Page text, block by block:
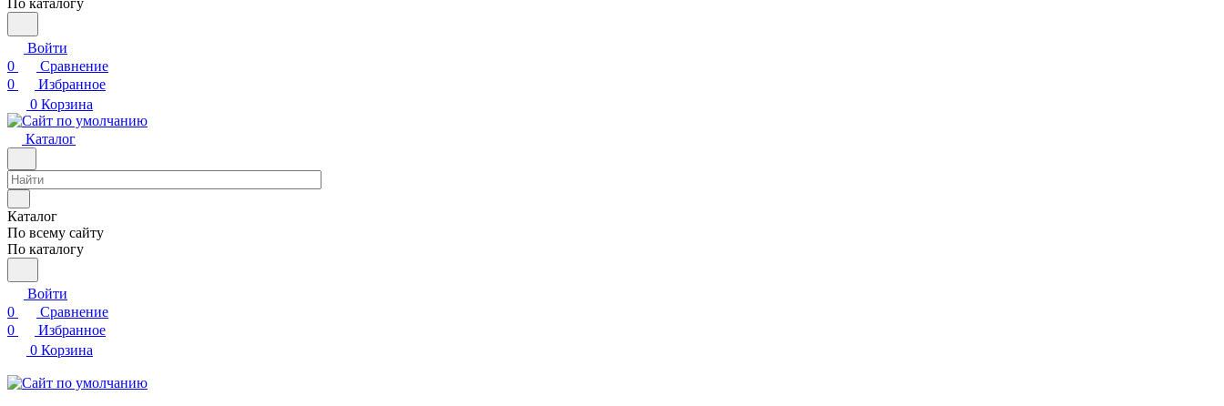
По каталогу
Войти
0
Сравнение
0
Избранное
0 Корзина
Каталог
Каталог
По всему сайту
По каталогу
Войти
0
Сравнение
0
Избранное
0 Корзина